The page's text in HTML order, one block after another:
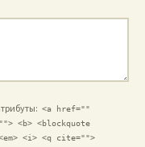
<a href=""
<b> <blockquote
<i> <q cite="">